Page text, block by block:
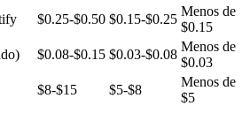
$0.25-$0.50 $0.15-$0.25
Menos de
$0.15
$0.08-$0.15 $0.03-$0.08
Menos de
$0.03
$8-$15 $5-$8
Menos de
$5